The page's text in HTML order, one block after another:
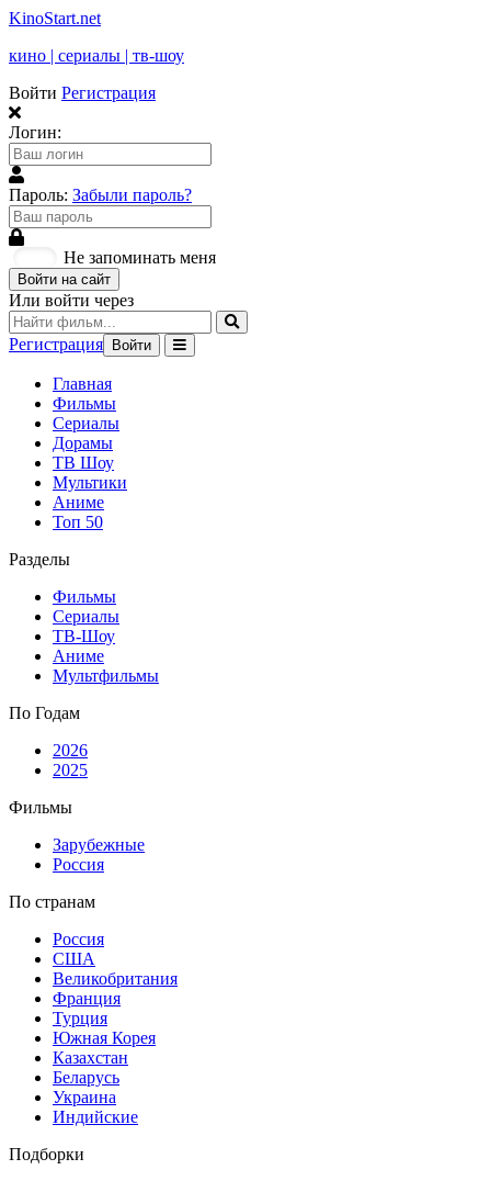
KinoStart.net
кино | сериалы | тв-шоу
Войти Регистрация
Логин:
Пароль: Забыли пароль?
Не запоминать меня
Войти на сайт
Или войти через
Регистрация Войти
Главная
Фильмы
Сериалы
Дорамы
ТВ Шоу
Мультики
Аниме
Топ 50
Разделы
Фильмы
Сериалы
ТВ-Шоу
Аниме
Мультфильмы
По Годам
2026
2025
Фильмы
Зарубежные
Россия
По странам
Россия
США
Великобритания
Франция
Турция
Южная Корея
Казахстан
Беларусь
Украина
Индийские
Подборки